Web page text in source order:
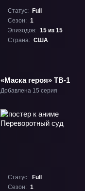
Статус:
Full
Сезон: 1
Эпизодов: 15 из 15
Страна: США
«Маска героя» ТВ-1
Добавлена 15 серия
Статус:
Full
Сезон: 1